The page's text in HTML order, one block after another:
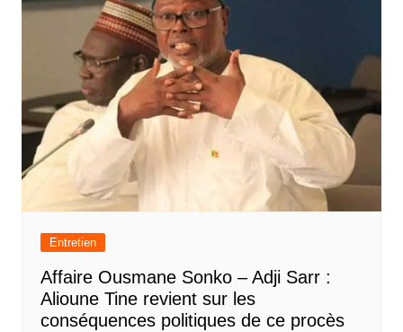
Entretien
Affaire Ousmane Sonko – Adji Sarr :
Alioune Tine revient sur les
conséquences politiques de ce procès